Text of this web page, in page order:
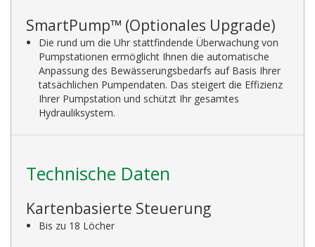
SmartPump™ (Optionales Upgrade)
Die rund um die Uhr stattfindende Überwachung von
Pumpstationen ermöglicht Ihnen die automatische
Anpassung des Bewässerungsbedarfs auf Basis Ihrer
tatsächlichen Pumpendaten. Das steigert die Effizienz
Ihrer Pumpstation und schützt Ihr gesamtes
Hydrauliksystem.
Technische Daten
Kartenbasierte Steuerung
Bis zu 18 Löcher